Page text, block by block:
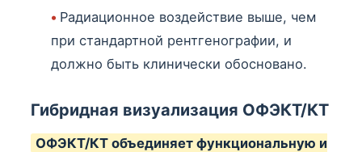
• Радиационное воздействие выше, чем
при стандартной рентгенографии, и
должно быть клинически обосновано.
Гибридная визуализация ОФЭКТ/КТ
ОФЭКТ/КТ объединяет функциональную и